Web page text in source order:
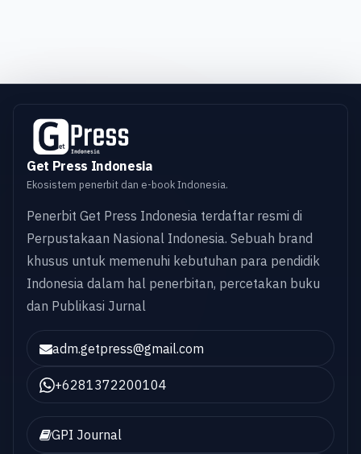
Get Press Indonesia
Ekosistem penerbit dan e-book Indonesia.
Penerbit Get Press Indonesia terdaftar resmi di
Perpustakaan Nasional Indonesia. Sebuah brand
khusus untuk memenuhi kebutuhan para pendidik
Indonesia dalam hal penerbitan, percetakan buku
dan Publikasi Jurnal
adm.getpress@gmail.com
+6281372200104
GPI Journal